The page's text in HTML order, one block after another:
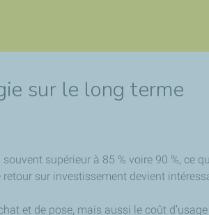
sur le long terme
souvent supérieur à 85 % voire 90 %,
retour sur investissement devient
et de pose, mais aussi le coût